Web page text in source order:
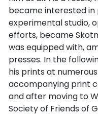
became interested in
experimental studio,
efforts, became
was equipped with,
presses. In the
his prints at
accompanying print
and after moving to
Society of Friends of